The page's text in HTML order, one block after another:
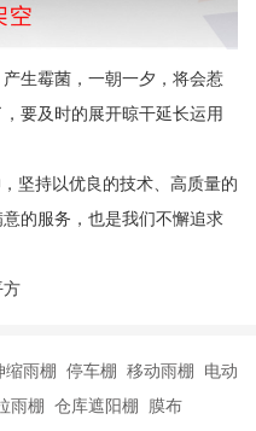
生霉菌，一朝一夕，将会惹
要及时的展开晾干延长运用
坚持以优良的技术、高质量的
的服务，也是我们不懈追求
方
缩雨棚 停车棚 移动雨棚 电动
雨棚 仓库遮阳棚 膜布